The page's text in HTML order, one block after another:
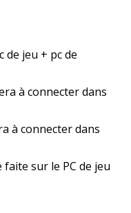
de jeu + pc de
à connecter dans
à connecter dans
sur le PC de jeu